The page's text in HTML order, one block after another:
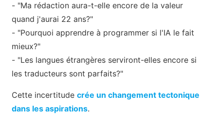
- "Ma rédaction aura-t-elle encore de la valeur
quand j'aurai 22 ans?"
- "Pourquoi apprendre à programmer si l'IA le fait
mieux?"
- "Les langues étrangères serviront-elles encore si
les traducteurs sont parfaits?"
Cette incertitude crée un changement tectonique
dans les aspirations.